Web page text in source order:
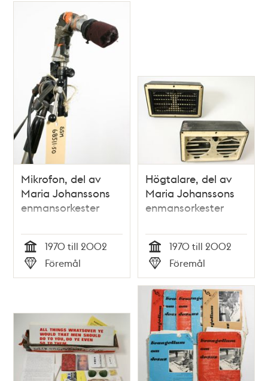
Mikrofon, del av
Maria Johanssons
enmansorkester
Tid
1970 till 2002
Typ
Föremål
Högtalare, del av
Maria Johanssons
enmansorkester
Tid
1970 till 2002
Typ
Föremål